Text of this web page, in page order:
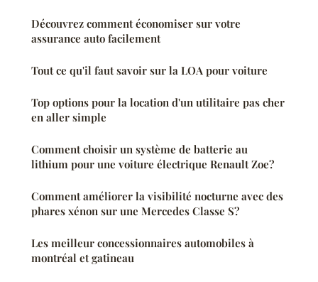
Découvrez comment économiser sur votre
assurance auto facilement
Tout ce qu'il faut savoir sur la LOA pour voiture
Top options pour la location d'un utilitaire pas cher
en aller simple
Comment choisir un système de batterie au
lithium pour une voiture électrique Renault Zoe?
Comment améliorer la visibilité nocturne avec des
phares xénon sur une Mercedes Classe S?
Les meilleur concessionnaires automobiles à
montréal et gatineau